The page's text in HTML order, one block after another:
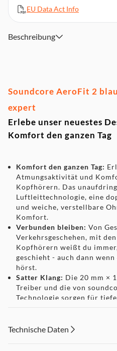
Algorithmus erfassen deine
Genieße 10 Stunden lang
einmal Laden
Sicher vor Schweiß, Staub
Durch die Multipoint-
Laptop und Handy hin u.
Lieferumfang: Kopfhörer,
EU Data Act Info
Beschreibung
Soundcore AeroFit 2
expert
Erlebe unser neuestes
Komfort den ganzen Tag
Komfort den ganzen Tag:
Atmungsaktivität und
Kopfhörern. Das
Luftleittechnologie, eine
und weiche, verstellbare
Komfort.
Verbunden bleiben: Von
Verkehrsgeschehen, mit
Kopfhörern weißt du
geschieht - auch dann
hörst.
Satter Klang: Die 20 mm ×
Treiber und die von
Technologie sorgen für
Kristallklare Anrufe:
Technische Daten